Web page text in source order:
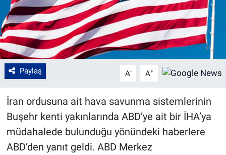
Paylaş A- A+
İran ordusuna ait hava savunma sistemlerinin
Buşehr kenti yakınlarında ABD’ye ait bir İHA’ya
müdahalede bulunduğu yönündeki haberlere
ABD’den yanıt geldi. ABD Merkez